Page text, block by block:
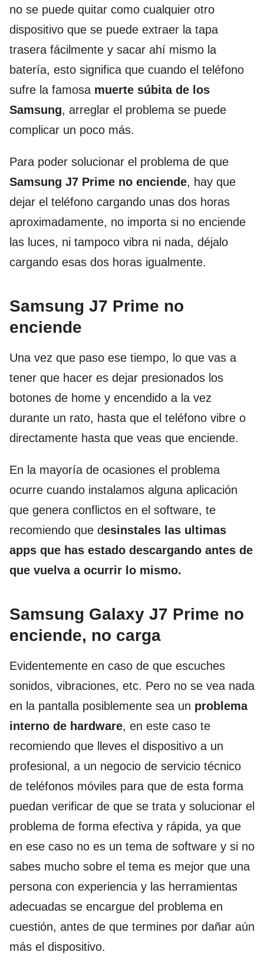
no se puede quitar como cualquier otro
dispositivo que se puede extraer la tapa
trasera fácilmente y sacar ahí mismo la
batería, esto significa que cuando el teléfono
sufre la famosa muerte súbita de los
Samsung, arreglar el problema se puede
complicar un poco más.
Para poder solucionar el problema de que
Samsung J7 Prime no enciende, hay que
dejar el teléfono cargando unas dos horas
aproximadamente, no importa si no enciende
las luces, ni tampoco vibra ni nada, déjalo
cargando esas dos horas igualmente.
Samsung J7 Prime no
enciende
Una vez que paso ese tiempo, lo que vas a
tener que hacer es dejar presionados los
botones de home y encendido a la vez
durante un rato, hasta que el teléfono vibre o
directamente hasta que veas que enciende.
En la mayoría de ocasiones el problema
ocurre cuando instalamos alguna aplicación
que genera conflictos en el software, te
recomiendo que desinstales las ultimas
apps que has estado descargando antes de
que vuelva a ocurrir lo mismo.
Samsung Galaxy J7 Prime no
enciende, no carga
Evidentemente en caso de que escuches
sonidos, vibraciones, etc. Pero no se vea nada
en la pantalla posiblemente sea un problema
interno de hardware, en este caso te
recomiendo que lleves el dispositivo a un
profesional, a un negocio de servicio técnico
de teléfonos móviles para que de esta forma
puedan verificar de que se trata y solucionar el
problema de forma efectiva y rápida, ya que
en ese caso no es un tema de software y si no
sabes mucho sobre el tema es mejor que una
persona con experiencia y las herramientas
adecuadas se encargue del problema en
cuestión, antes de que termines por dañar aún
más el dispositivo.